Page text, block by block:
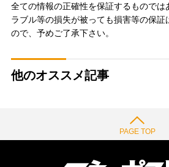
全ての情報の正確性を保証するものでは
ラブル等の損失が被っても損害等の保証
ので、予めご了承下さい。
他のオススメ記事
PAGE TOP